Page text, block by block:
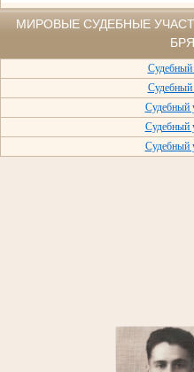
МИРОВЫЕ СУДЕБНЫЕ
Судебный
Судебный
Судебный